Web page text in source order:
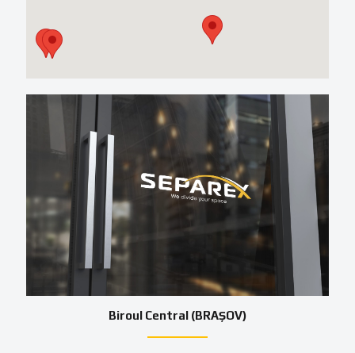
Biroul Central (BRAȘOV)